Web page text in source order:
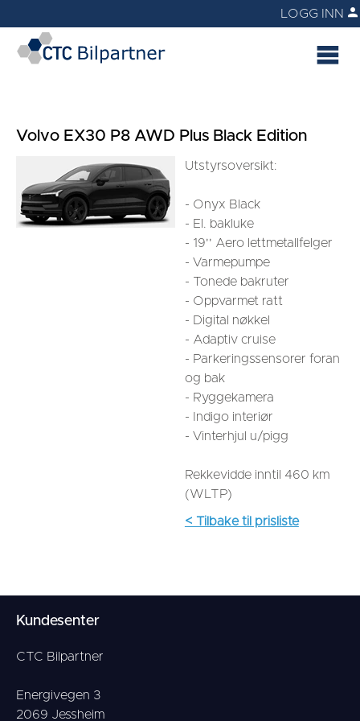
LOGG INN
Volvo EX30 P8 AWD Plus Black Edition
Utstyrsoversikt:
- Onyx Black
- El. bakluke
- 19'' Aero lettmetallfelger
- Varmepumpe
- Tonede bakruter
- Oppvarmet ratt
- Digital nøkkel
- Adaptiv cruise
- Parkeringssensorer foran
og bak
- Ryggekamera
- Indigo interiør
- Vinterhjul u/pigg
Rekkevidde inntil 460 km
(WLTP)
< Tilbake til prisliste
Kundesenter
CTC Bilpartner
Energivegen 3
2069 Jessheim